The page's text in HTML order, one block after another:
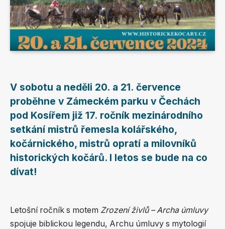
V sobotu a neděli 20. a 21. července
proběhne v Zámeckém parku v Čechách
pod Kosířem již 17. ročník mezinárodního
setkání mistrů řemesla kolářského,
kočárnického, mistrů opratí a milovníků
historických kočárů. I letos se bude na co
dívat!
Letošní ročník s motem Zrození živlů – Archa úmluvy
spojuje biblickou legendu, Archu úmluvy s mytologií